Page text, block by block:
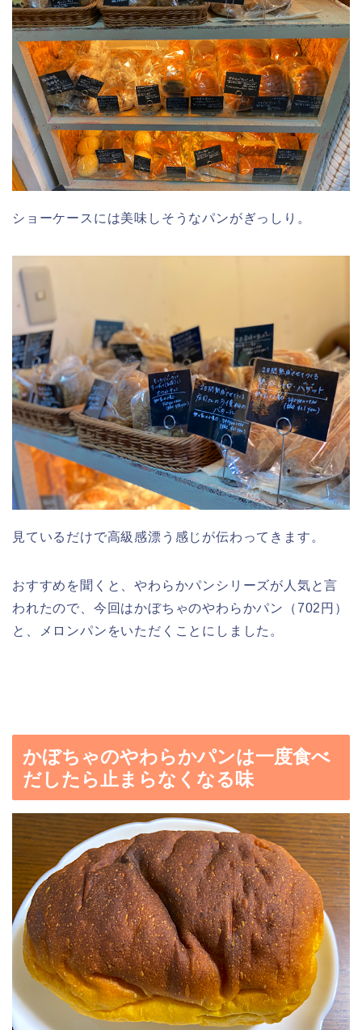
ショーケースには美味しそうなパンがぎっしり。
見ているだけで高級感漂う感じが伝わってきます。
おすすめを聞くと、やわらかパンシリーズが人気と言
われたので、今回はかぼちゃのやわらかパン（702円）
と、メロンパンをいただくことにしました。
かぼちゃのやわらかパンは一度食べ
だしたら止まらなくなる味